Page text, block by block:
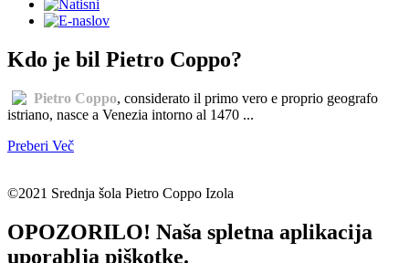
Kdo je bil Pietro Coppo?
Pietro Coppo, considerato il primo vero e proprio geografo
istriano, nasce a Venezia intorno al 1470 ...
Preberi Več
©2021 Srednja šola Pietro Coppo Izola
OPOZORILO! Naša spletna aplikacija
uporablja piškotke.